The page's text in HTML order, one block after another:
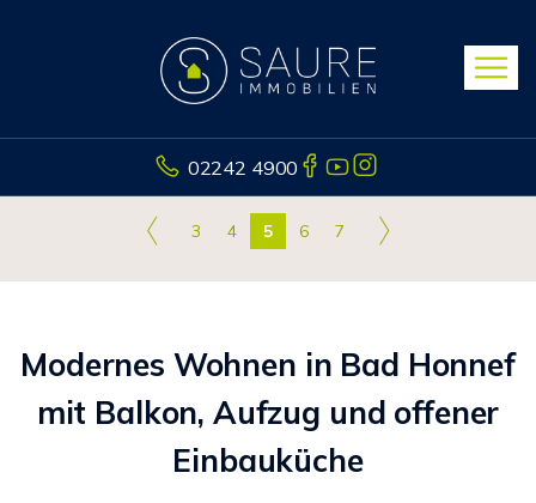
02242 4900
3 4 5 6 7
Modernes Wohnen in Bad Honnef
mit Balkon, Aufzug und offener
Einbauküche